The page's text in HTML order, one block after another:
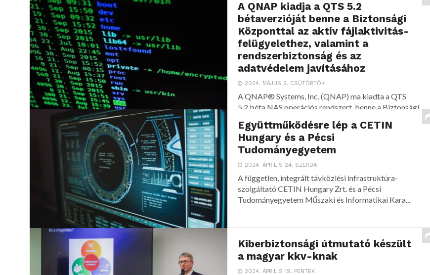
A QNAP kiadja a QTS 5.2
bétaverzióját benne a Biztonsági
Központtal az aktív fájlaktivitás-
felügyelethez, valamint a
rendszerbiztonság és az
adatvédelem javításához
2024. MÁJUS 2. CSÜTÖRTÖK
A QNAP® Systems, Inc. (QNAP) ma kiadta a QTS
5.2 béta NAS operációs rendszert, benne a Biztonsági
Együttműködésre lép a CETIN
Hungary és a Pécsi
Tudományegyetem
2024. ÁPRILIS 24. SZERDA
A független, integrált távközlési infrastruktúra-
szolgáltató CETIN Hungary Zrt. és a Pécsi
Tudományegyetem Műszaki és Informatikai Kara...
Kiberbiztonsági útmutató készült
a magyar kkv-knak
2024. ÁPRILIS 19. PÉNTEK